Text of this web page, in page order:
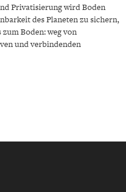
UMWELT
Privatisierung wird Boden
des Planeten zu sichern,
Boden: weg von
und verbindenden